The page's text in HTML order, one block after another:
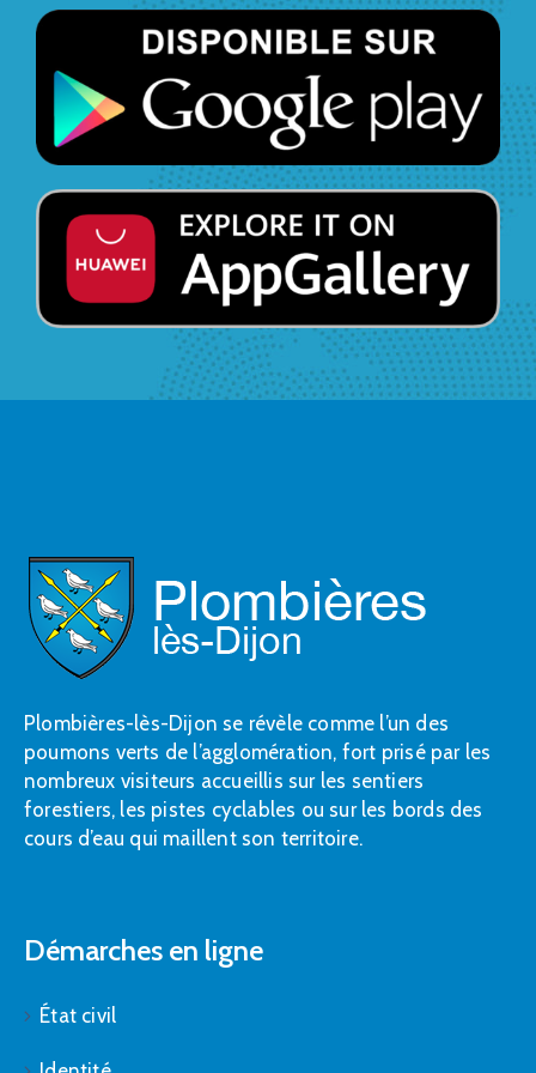
Plombières-lès-Dijon se révèle comme l’un des
poumons verts de l’agglomération, fort prisé par les
nombreux visiteurs accueillis sur les sentiers
forestiers, les pistes cyclables ou sur les bords des
cours d’eau qui maillent son territoire.
Démarches en ligne
État civil